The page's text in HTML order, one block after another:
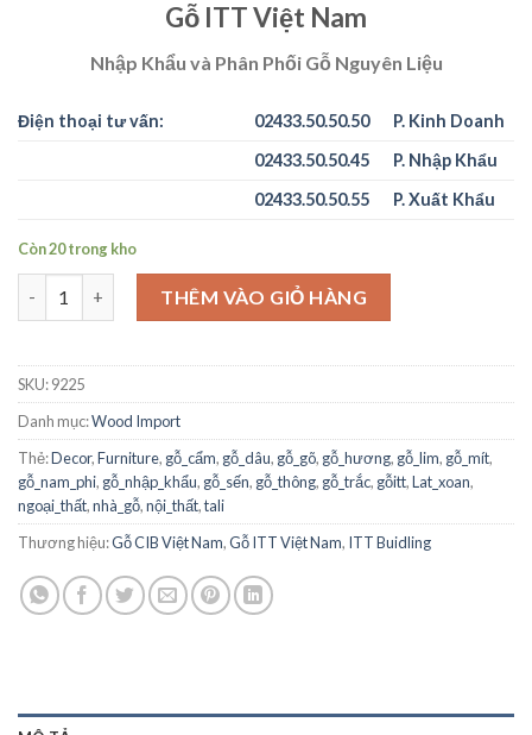
Gỗ ITT Việt Nam
Nhập Khẩu và Phân Phối Gỗ Nguyên Liệu
Điện thoại tư vấn: 02433.50.50.50
P. Kinh Doanh
02433.50.50.45
P. Nhập Khẩu
02433.50.50.55
P. Xuất Khẩu
Còn 20 trong kho
Tali Square Logs 1metter plus - Nigeria số lượng
THÊM VÀO GIỎ HÀNG
SKU:9225
Danh mục:Wood Import
Thẻ:Decor,Furniture, gỗ_cẩm, gỗ_dâu, gỗ_gõ, gỗ_hương, gỗ_lim, gỗ_mít,
gỗ_nam_phi, gỗ_nhập_khẩu, gỗ_sến, gỗ_thông, gỗ_trắc, gỗitt,Lat_xoan,
ngoại_thất,nhà_gỗ,nội_thất,tali
Thương hiệu:Gỗ CIB Việt Nam,Gỗ ITT Việt Nam, ITT Buidling